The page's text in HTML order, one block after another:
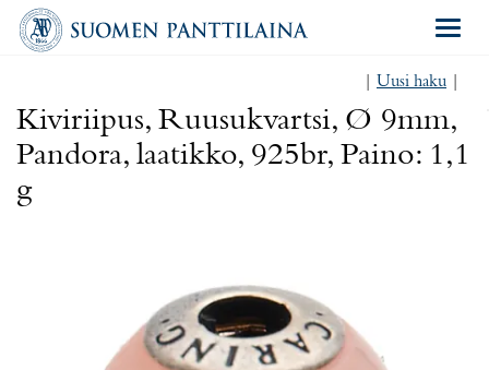
Uusi haku
Kiviriipus, Ruusukvartsi, Ø 9mm,
Pandora, laatikko, 925br, Paino: 1,1
g